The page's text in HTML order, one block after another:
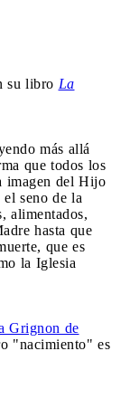
su libro La
más allá
que todos los
imagen del Hijo
seno de la
alimentados,
hasta que
que es
la Iglesia
Grignon de
"nacimiento" es